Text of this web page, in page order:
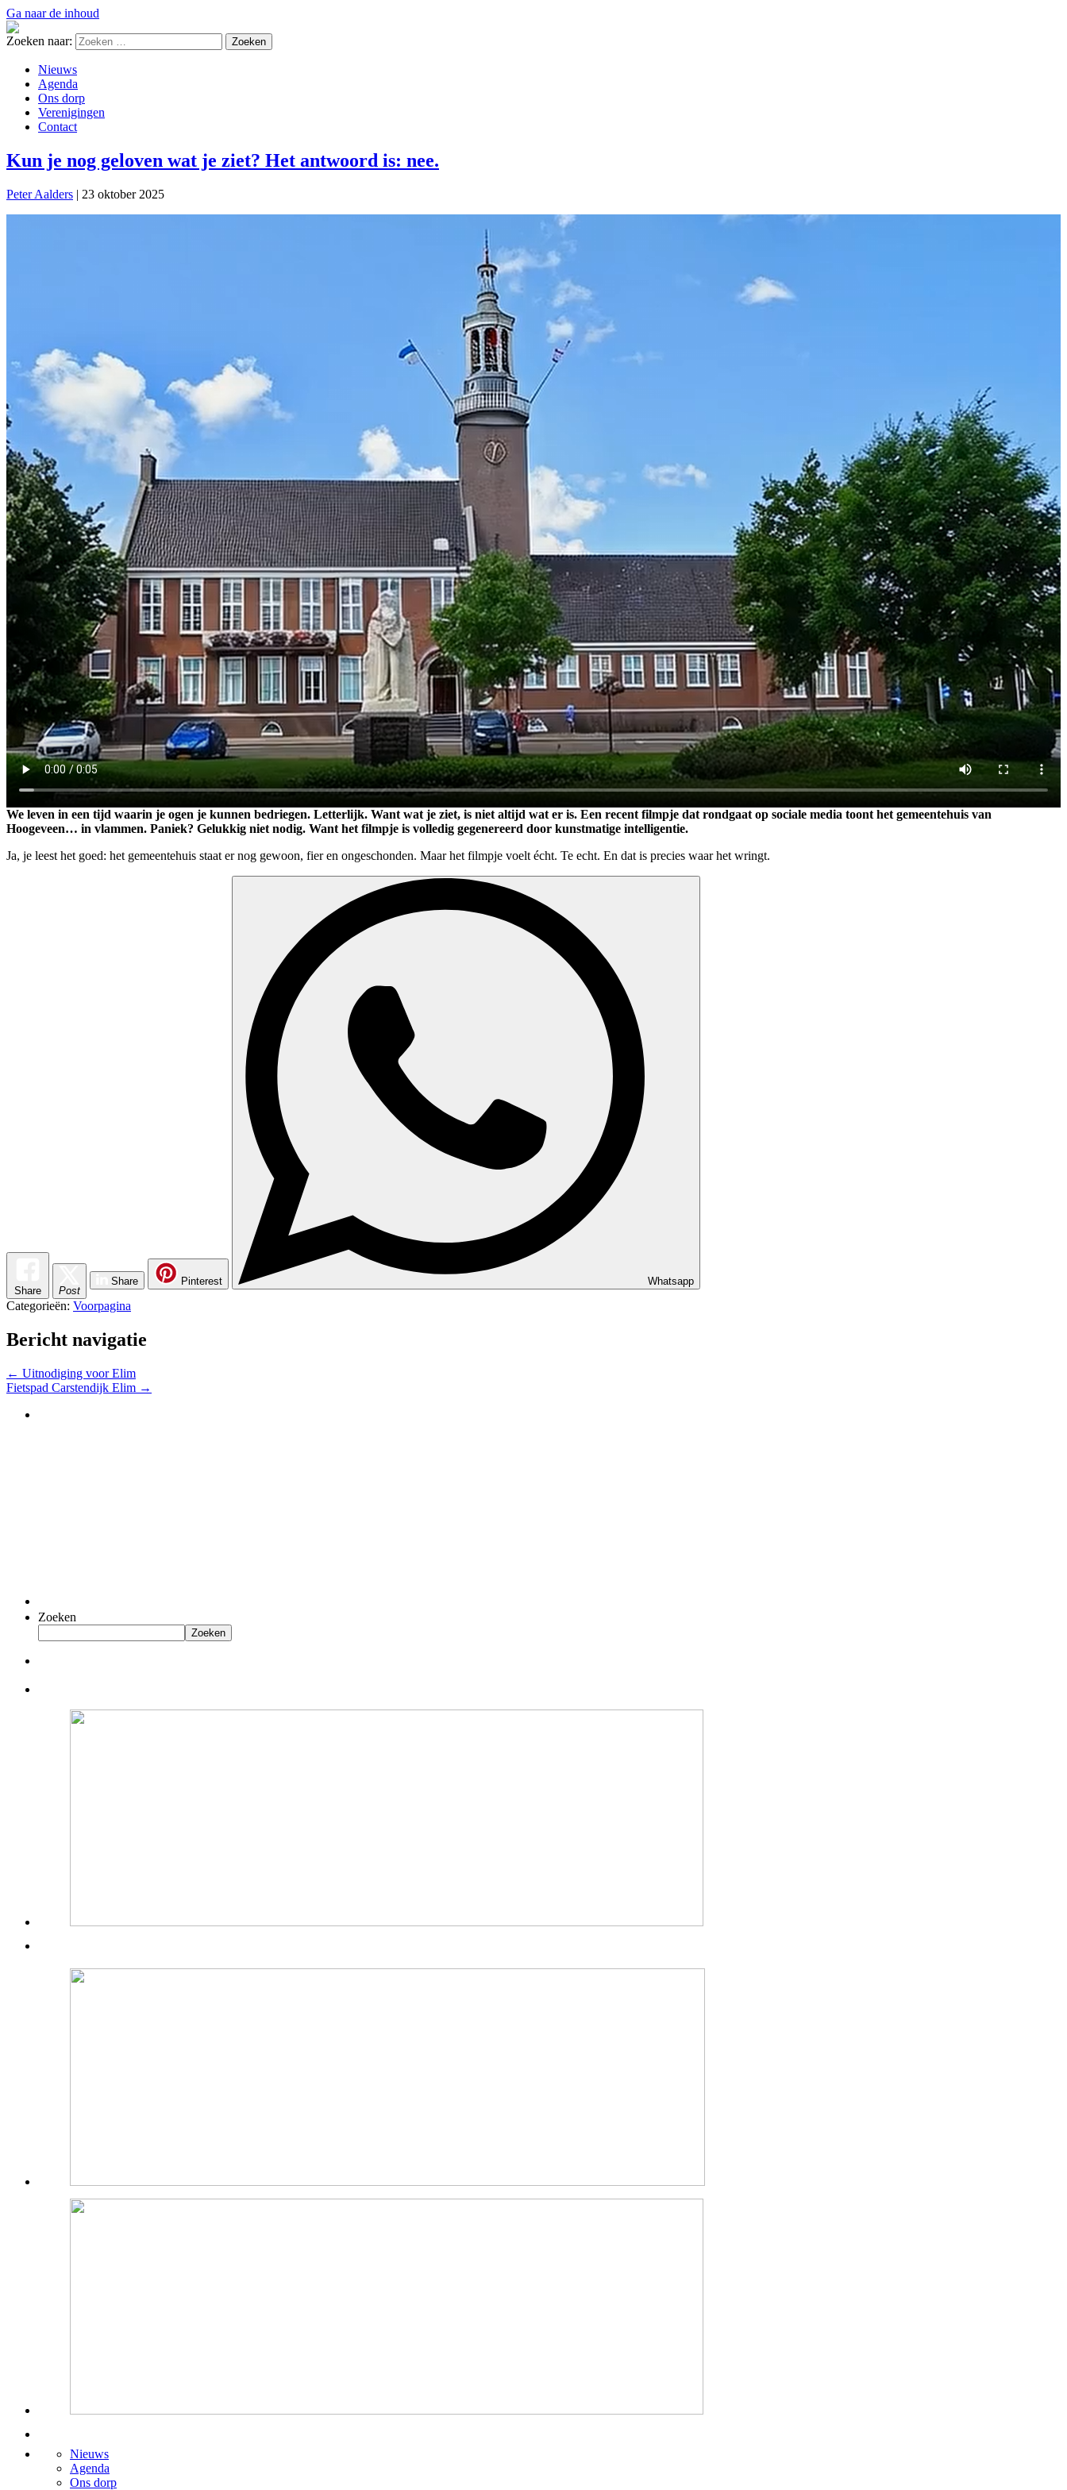
Ga naar de inhoud
Zoeken naar:
Nieuws
Agenda
Ons dorp
Verenigingen
Contact
Kun je nog geloven wat je ziet? Het antwoord is: nee.
Peter Aalders | 23 oktober 2025
We leven in een tijd waarin je ogen je kunnen bedriegen. Letterlijk. Want wat je ziet, is niet altijd wat er is. Een recent filmpje dat rondgaat op sociale media toont het gemeentehuis van
Hoogeveen… in vlammen. Paniek? Gelukkig niet nodig. Want het filmpje is volledig gegenereerd door kunstmatige intelligentie.
Ja, je leest het goed: het gemeentehuis staat er nog gewoon, fier en ongeschonden. Maar het filmpje voelt écht. Te echt. En dat is precies waar het wringt.
Share Post
Share Pinterest Whatsapp
Categorieën: Voorpagina
Bericht navigatie
← Uitnodiging voor Elim
Fietspad Carstendijk Elim →
Zoeken
Zoeken
Nieuws
Agenda
Ons dorp